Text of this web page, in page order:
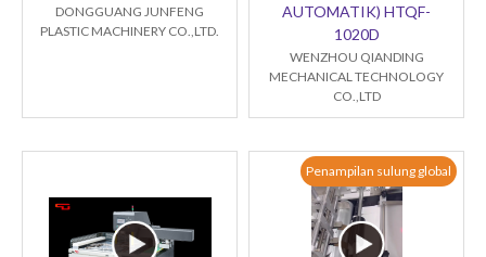
DONGGUANG JUNFENG
PLASTIC MACHINERY CO.,LTD.
AUTOMATIK) HTQF-
1020D
WENZHOU QIANDING
MECHANICAL TECHNOLOGY
CO.,LTD
Penampilan sulung global